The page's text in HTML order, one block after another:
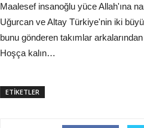
Maalesef insanoğlu yüce Allah'ına
Uğurcan ve Altay Türkiye'nin iki
bunu gönderen takımlar
Hoşça kalın…
ETİKETLER